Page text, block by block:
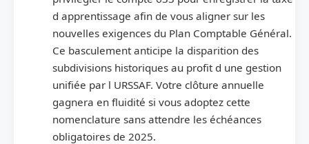
d apprentissage afin de vous aligner sur les
nouvelles exigences du Plan Comptable Général.
Ce basculement anticipe la disparition des
subdivisions historiques au profit d une gestion
unifiée par l URSSAF. Votre clôture annuelle
gagnera en fluidité si vous adoptez cette
nomenclature sans attendre les échéances
obligatoires de 2025.